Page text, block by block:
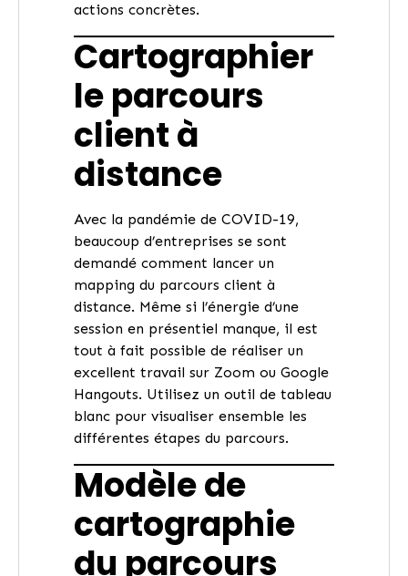
actions concrètes.
Cartographier
le parcours
client à
distance
Avec la pandémie de COVID-19,
beaucoup d’entreprises se sont
demandé comment lancer un
mapping du parcours client à
distance. Même si l’énergie d’une
session en présentiel manque, il est
tout à fait possible de réaliser un
excellent travail sur Zoom ou Google
Hangouts. Utilisez un outil de tableau
blanc pour visualiser ensemble les
différentes étapes du parcours.
Modèle de
cartographie
du parcours